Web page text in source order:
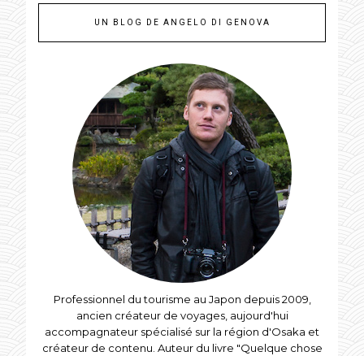
UN BLOG DE ANGELO DI GENOVA
Professionnel du tourisme au Japon depuis 2009,
ancien créateur de voyages, aujourd'hui
accompagnateur spécialisé sur la région d'Osaka et
créateur de contenu. Auteur du livre "Quelque chose